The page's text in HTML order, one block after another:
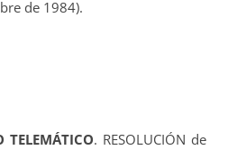
de 1984).
TELEMÁTICO. RESOLUCIÓN de